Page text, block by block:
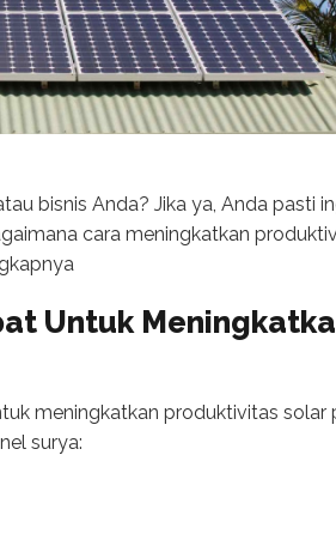
bisnis Anda? Jika ya, Anda pasti
cara meningkatkan
Untuk
meningkatkan produktivitas solar
surya: